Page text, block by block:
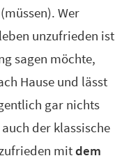
Wer
unzufrieden ist
sagen möchte,
Hause und lässt
gar nichts
der klassische
mitdem